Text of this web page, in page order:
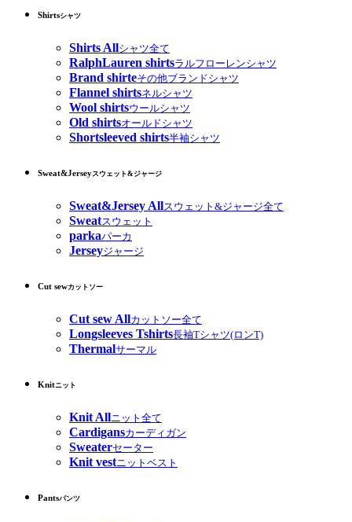
Shirtsシャツ
Shirts Allシャツ全て
RalphLauren shirtsラルフローレンシャツ
Brand shirteその他ブランドシャツ
Flannel shirtsネルシャツ
Wool shirtsウールシャツ
Old shirtsオールドシャツ
Shortsleeved shirts半袖シャツ
Sweat&Jerseyスウェット&ジャージ
Sweat&Jersey Allスウェット&ジャージ全て
Sweatスウェット
parkaパーカ
Jerseyジャージ
Cut sewカットソー
Cut sew Allカットソー全て
Longsleeves Tshirts長袖Tシャツ(ロンT)
Thermalサーマル
Knitニット
Knit Allニット全て
Cardigansカーディガン
Sweaterセーター
Knit vestニットベスト
Pantsパンツ